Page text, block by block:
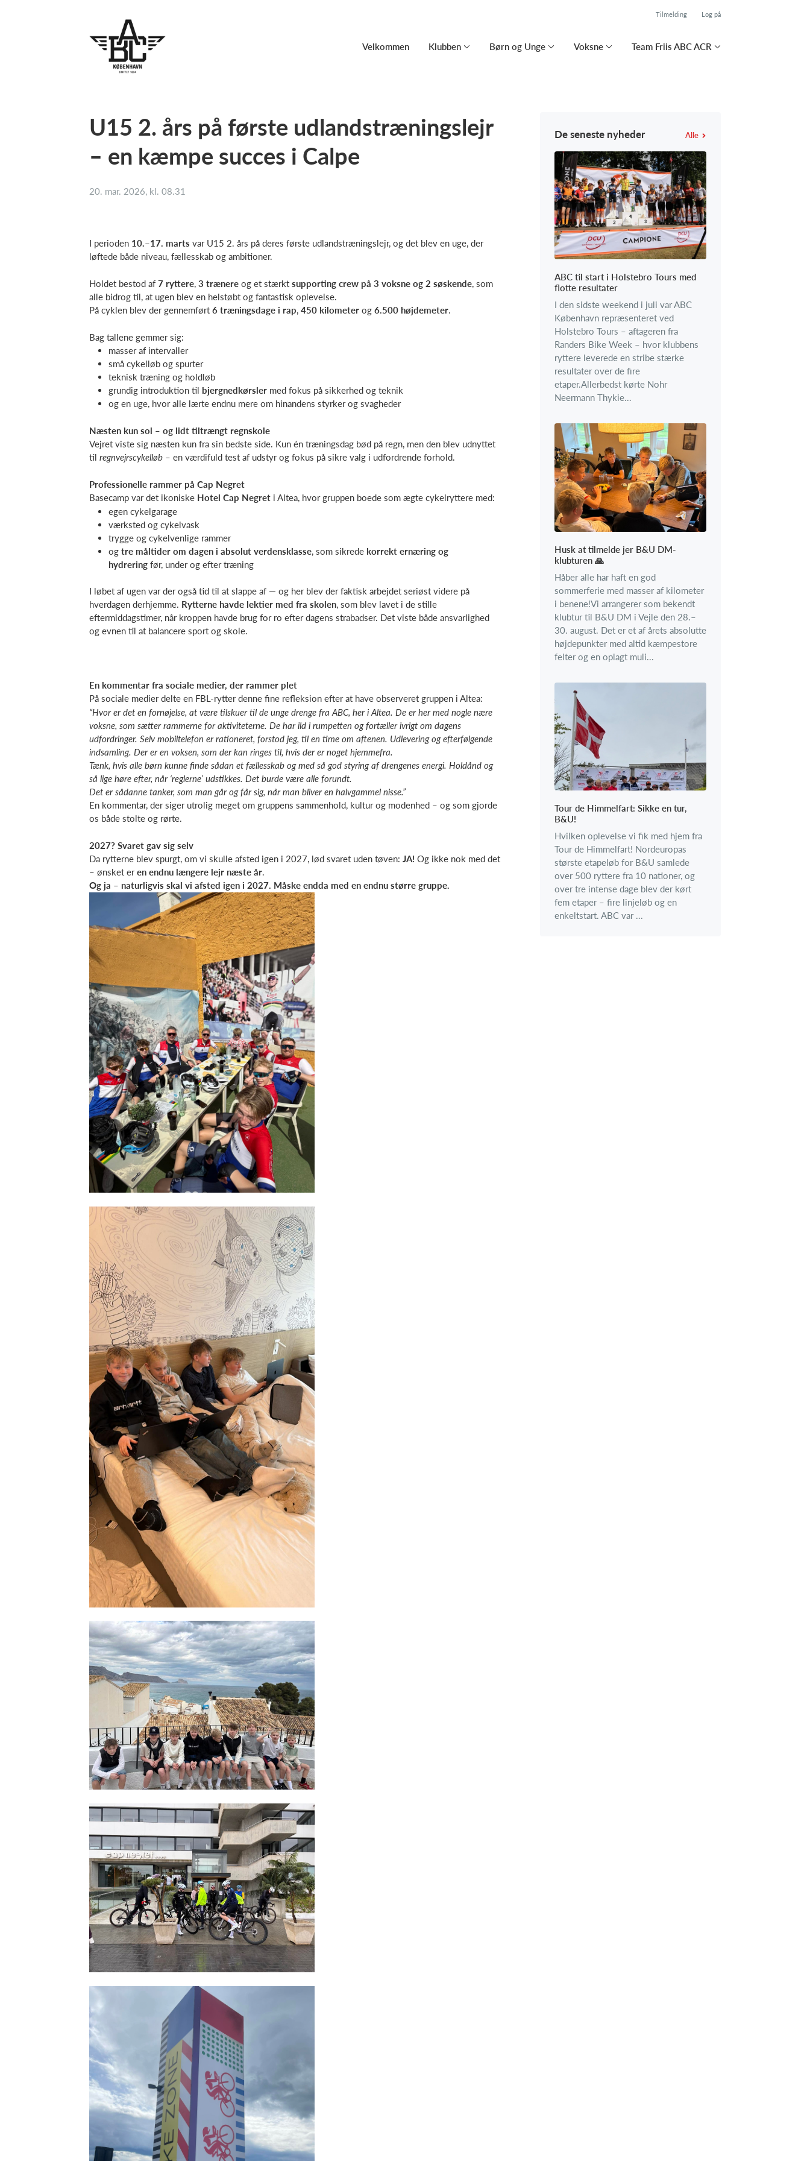
Tilmelding Log på
Velkommen Klubben Børn og Unge Voksne Team Friis ABC ACR
U15 2. års på første udlandstræningslejr
– en kæmpe succes i Calpe
20. mar. 2026, kl. 08.31
I perioden 10.–17. marts var U15 2. års på deres første udlandstræningslejr, og det blev en uge, der
løftede både niveau, fællesskab og ambitioner.
Holdet bestod af 7 ryttere 3 trænere og et stærkt supporting crew på 3 voksne og 2 søskende , som
alle bidrog til, at ugen blev en helstøbt og fantastisk oplevelse.
På cyklen blev der gennemført 6 træningsdage i rap 450 kilometer og 6.500 højdemeter
Bag tallene gemmer sig:
masser af intervaller
små cykelløb og spurter
teknisk træning og holdløb
grundig introduktion til bjergnedkørsler med fokus på sikkerhed og teknik
og en uge, hvor alle lærte endnu mere om hinandens styrker og svagheder
Næsten kun sol – og lidt tiltrængt regnskole
Vejret viste sig næsten kun fra sin bedste side. Kun én træningsdag bød på regn, men den blev udnyttet
til regnvejrscykelløb – en værdifuld test af udstyr og fokus på sikre valg i udfordrende forhold.
Professionelle rammer på Cap Negret
Basecamp var det ikoniske Hotel Cap Negret i Altea, hvor gruppen boede som ægte cykelryttere med:
egen cykelgarage
værksted og cykelvask
trygge og cykelvenlige rammer
og tre måltider om dagen i absolut verdensklasse , som sikrede korrekt ernæring og
hydrering før, under og efter træning
I løbet af ugen var der også tid til at slappe af — og her blev der faktisk arbejdet seriøst videre på
hverdagen derhjemme. Rytterne havde lektier med fra skolen, som blev lavet i de stille
eftermiddagstimer, når kroppen havde brug for ro efter dagens strabadser. Det viste både ansvarlighed
og evnen til at balancere sport og skole.
En kommentar fra sociale medier, der rammer plet
På sociale medier delte en FBL‑rytter denne fine refleksion efter at have observeret gruppen i Altea:
“Hvor er det en fornøjelse, at være tilskuer til de unge drenge fra ABC, her i Altea. De er her med nogle nære
voksne, som sætter rammerne for aktiviteterne. De har ild i rumpetten og fortæller ivrigt om dagens
udfordringer. Selv mobiltelefon er rationeret, forstod jeg, til en time om aftenen. Udlevering og efterfølgende
indsamling. Der er en voksen, som der kan ringes til, hvis der er noget hjemmefra.
Tænk, hvis alle børn kunne finde sådan et fællesskab og med så god styring af drengenes energi. Holdånd og
så lige høre efter, når ‘reglerne’ udstikkes. Det burde være alle forundt.
Det er sådanne tanker, som man går og får sig, når man bliver en halvgammel nisse.”
En kommentar, der siger utrolig meget om gruppens sammenhold, kultur og modenhed – og som gjorde
os både stolte og rørte.
2027? Svaret gav sig selv
Da rytterne blev spurgt, om vi skulle afsted igen i 2027, lød svaret uden tøven: JA! Og ikke nok med det
– ønsket eren endnu længere lejr næste år.
Og ja – naturligvis skal vi afsted igen i 2027. Måske endda med en endnu større gruppe.
De seneste nyheder Alle
ABC til start i Holstebro Tours med
flotte resultater
I den sidste weekend i juli var ABC
København repræsenteret ved
Holstebro Tours – aftageren fra
Randers Bike Week – hvor klubbens
ryttere leverede en stribe stærke
resultater over de fire
etaper.Allerbedst kørte Nohr
Neermann Thykie...
Husk at tilmelde jer B&U DM-
klubturen 🙏
Håber alle har haft en god
sommerferie med masser af kilometer
i benene!Vi arrangerer som bekendt
klubtur til B&U DM i Vejle den 28.–
30. august. Det er et af årets absolutte
højdepunkter med altid kæmpestore
felter og en oplagt muli...
Tour de Himmelfart: Sikke en tur,
B&U!
Hvilken oplevelse vi fik med hjem fra
Tour de Himmelfart! Nordeuropas
største etapeløb for B&U samlede
over 500 ryttere fra 10 nationer, og
over tre intense dage blev der kørt
fem etaper – fire linjeløb og en
enkeltstart. ABC var ...